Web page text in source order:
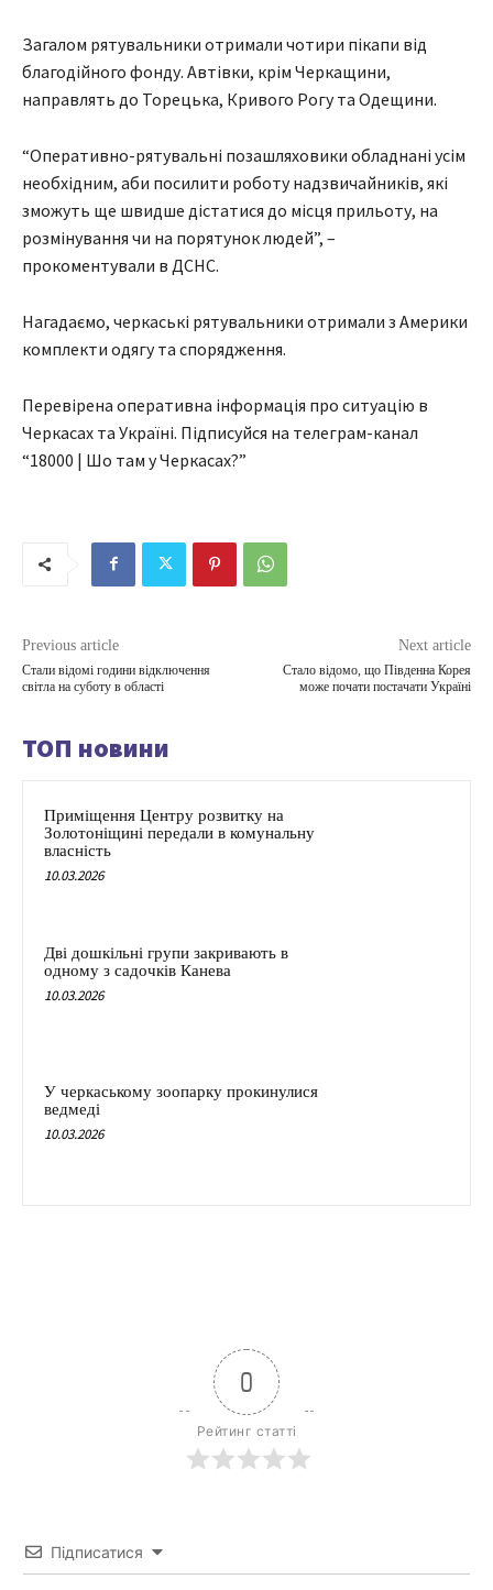
Загалом рятувальники отримали чотири пікапи від
благодійного фонду. Автівки, крім Черкащини,
направлять до Торецька, Кривого Рогу та Одещини.
“Оперативно-рятувальні позашляховики обладнані усім
необхідним, аби посилити роботу надзвичайників, які
зможуть ще швидше дістатися до місця прильоту, на
розмінування чи на порятунок людей”, –
прокоментували в ДСНС.
Нагадаємо, черкаські рятувальники отримали з Америки
комплекти одягу та спорядження.
Перевірена оперативна інформація про ситуацію в
Черкасах та Україні. Підписуйся на телеграм-канал
“18000 | Шо там у Черкасах?”
Previous article
Стали відомі години відключення
світла на суботу в області
Next article
Стало відомо, що Південна Корея
може почати постачати Україні
ТОП новини
Приміщення Центру розвитку на
Золотоніщині передали в комунальну
власність
10.03.2026
Дві дошкільні групи закривають в
одному з садочків Канева
10.03.2026
У черкаському зоопарку прокинулися
ведмеді
10.03.2026
0
Рейтинг статті
Підписатися